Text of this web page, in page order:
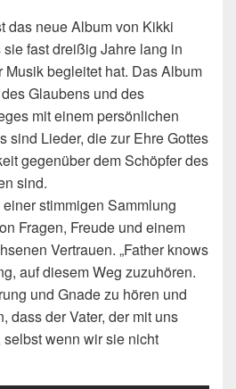
das neue Album von Kikki
fast dreißig Jahre lang in
Musik begleitet hat. Das Album
Glaubens und des
mit einem persönlichen
sind Lieder, die zur Ehre Gottes
gegenüber dem Schöpfer des
sind.
stimmigen Sammlung
Fragen, Freude und einem
Vertrauen. „Father knows
auf diesem Weg zuzuhören.
und Gnade zu hören und
dass der Vater, der mit uns
wenn wir sie nicht